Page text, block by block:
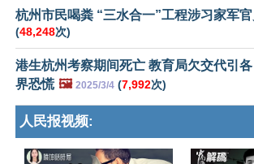
杭州市民喝粪 “三水合一”工程涉习家军
(48,248次)
港生杭州考察期间死亡 教育局欠交代引各
界恐慌 🖼️ 2025/3/4 (7,992次)
人民报视频: